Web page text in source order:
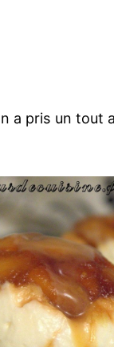
a pris un tout